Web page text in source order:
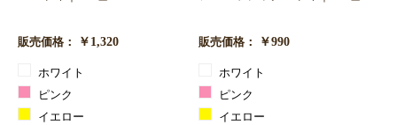
販売価格： ￥1,320
ホワイト
ピンク
イエロー
販売価格： ￥990
ホワイト
ピンク
イエロー